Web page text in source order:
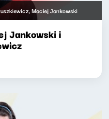
Maciej Jankowski
Jankowski i